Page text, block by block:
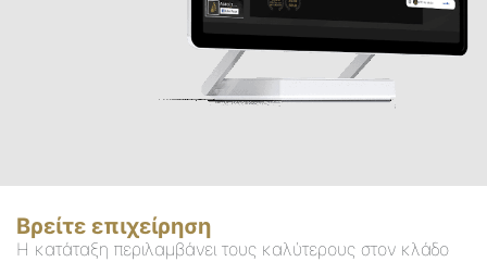
Βρείτε επιχείρηση
Η κατάταξη περιλαμβάνει τους καλύτερους στον κλάδο